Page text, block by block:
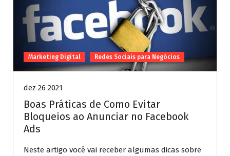
Marketing Digital Redes Sociais para Negócios
dez 26 2021
Boas Práticas de Como Evitar
Bloqueios ao Anunciar no Facebook
Ads
Neste artigo você vai receber algumas dicas sobre